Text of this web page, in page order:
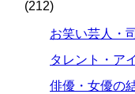
(212)
お笑い芸人・
タレント・ア
俳優・女優の